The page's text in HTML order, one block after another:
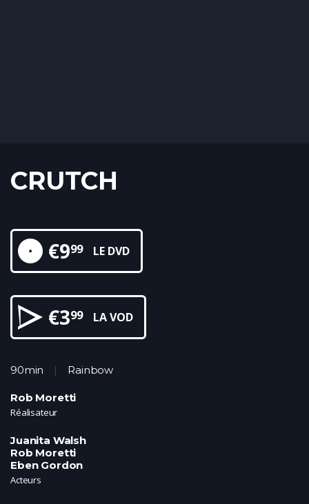
CRUTCH
€999 LE DVD
€399 LA VOD
90min Rainbow
Rob Moretti
Réalisateur
Juanita Walsh
Rob Moretti
Eben Gordon
Acteurs